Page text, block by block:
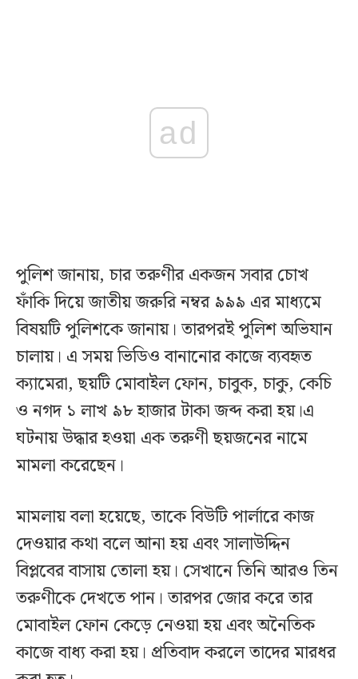
ad
পুলিশ জানায়, চার তরুণীর একজন সবার চোখ
ফাঁকি দিয়ে জাতীয় জরুরি নম্বর ৯৯৯ এর মাধ্যমে
বিষয়টি পুলিশকে জানায়। তারপরই পুলিশ অভিযান
চালায়। এ সময় ভিডিও বানানোর কাজে ব্যবহৃত
ক্যামেরা, ছয়টি মোবাইল ফোন, চাবুক, চাকু, কেচি
ও নগদ ১ লাখ ৯৮ হাজার টাকা জব্দ করা হয়।এ
ঘটনায় উদ্ধার হওয়া এক তরুণী ছয়জনের নামে
মামলা করেছেন।
মামলায় বলা হয়েছে, তাকে বিউটি পার্লারে কাজ
দেওয়ার কথা বলে আনা হয় এবং সালাউদ্দিন
বিপ্লবের বাসায় তোলা হয়। সেখানে তিনি আরও তিন
তরুণীকে দেখতে পান। তারপর জোর করে তার
মোবাইল ফোন কেড়ে নেওয়া হয় এবং অনৈতিক
কাজে বাধ্য করা হয়। প্রতিবাদ করলে তাদের মারধর